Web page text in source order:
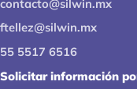
contacto@silwin.mx
ftellez@silwin.mx
55 5517 6516
Solicitar información